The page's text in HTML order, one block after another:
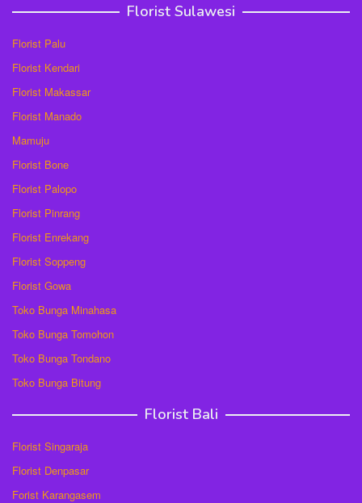
Florist Sulawesi
Florist Palu
Florist Kendari
Florist Makassar
Florist Manado
Mamuju
Florist Bone
Florist Palopo
Florist Pinrang
Florist Enrekang
Florist Soppeng
Florist Gowa
Toko Bunga Minahasa
Toko Bunga Tomohon
Toko Bunga Tondano
Toko Bunga Bitung
Florist Bali
Florist Singaraja
Florist Denpasar
Forist Karangasem